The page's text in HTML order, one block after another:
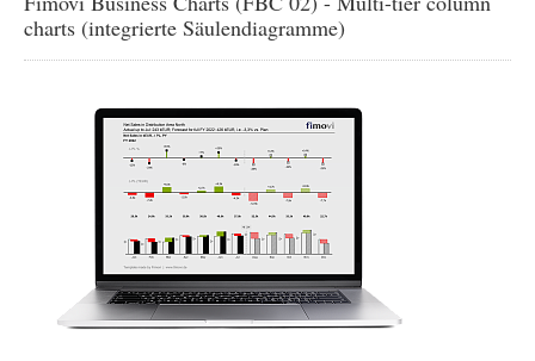
charts (integrierte Säulendiagramme)